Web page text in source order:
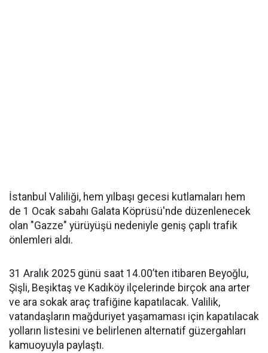
İstanbul Valiliği, hem yılbaşı gecesi kutlamaları hem
de 1 Ocak sabahı Galata Köprüsü'nde düzenlenecek
olan "Gazze" yürüyüşü nedeniyle geniş çaplı trafik
önlemleri aldı.
31 Aralık 2025 günü saat 14.00’ten itibaren Beyoğlu,
Şişli, Beşiktaş ve Kadıköy ilçelerinde birçok ana arter
ve ara sokak araç trafiğine kapatılacak. Valilik,
vatandaşların mağduriyet yaşamaması için kapatılacak
yolların listesini ve belirlenen alternatif güzergahları
kamuoyuyla paylaştı.